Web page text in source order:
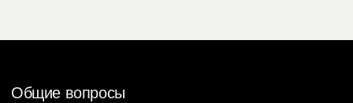
Общие вопросы